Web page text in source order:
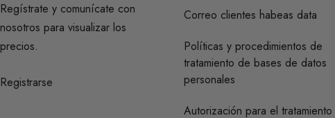
Regístrate y comunícate con
nosotros para visualizar los
precios.
Registrarse
Correo clientes habeas data
Políticas y procedimientos de
tratamiento de bases de datos
personales
Autorización para el tratamiento